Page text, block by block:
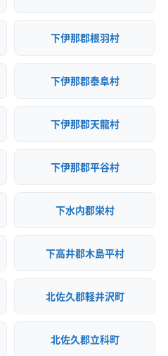
下伊那郡根羽村
下伊那郡泰阜村
下伊那郡天龍村
下伊那郡平谷村
下水内郡栄村
下高井郡木島平村
北佐久郡軽井沢町
北佐久郡立科町